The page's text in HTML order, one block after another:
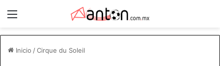
Inicio /Cirque du Soleil